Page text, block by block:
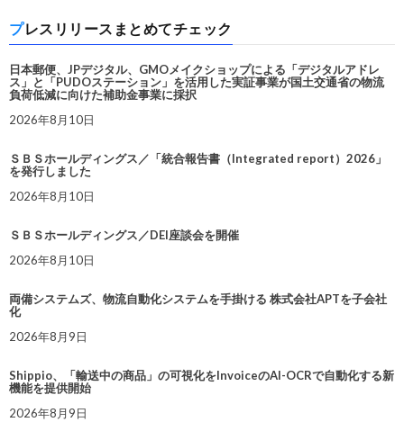
プレスリリースまとめてチェック
日本郵便、JPデジタル、GMOメイクショップによる「デジタルアドレ
ス」と「PUDOステーション」を活用した実証事業が国土交通省の物流
負荷低減に向けた補助金事業に採択
2026年8月10日
ＳＢＳホールディングス／「統合報告書（Integrated report）2026」
を発行しました
2026年8月10日
ＳＢＳホールディングス／DEI座談会を開催
2026年8月10日
両備システムズ、物流自動化システムを手掛ける 株式会社APTを子会社
化
2026年8月9日
Shippio、「輸送中の商品」の可視化をInvoiceのAI-OCRで自動化する新
機能を提供開始
2026年8月9日